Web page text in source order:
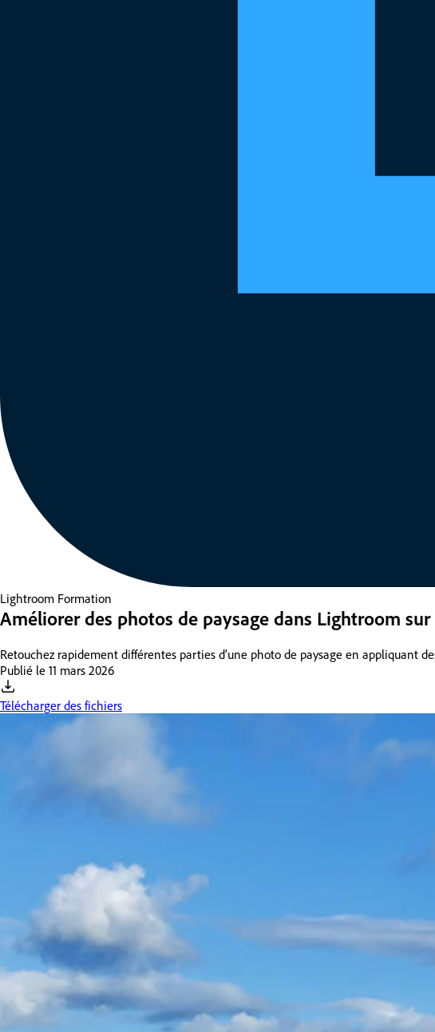
Lightroom Formation
Améliorer des photos de paysage dans Lightroom
Retouchez rapidement différentes parties d’une photo de paysage en appliquant
Publié le 11 mars 2026
Télécharger des fichiers